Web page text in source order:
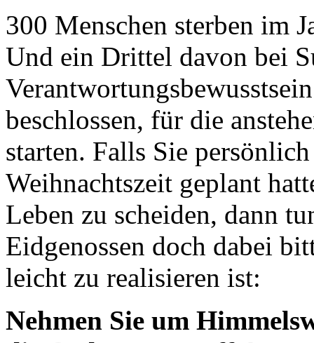
300 Menschen sterben im
Und ein Drittel davon bei
beschlossen, für die
starten. Falls Sie
Weihnachtszeit geplant
Leben zu scheiden, dann
Eidgenossen doch dabei
leicht zu realisieren ist:
Nehmen Sie um